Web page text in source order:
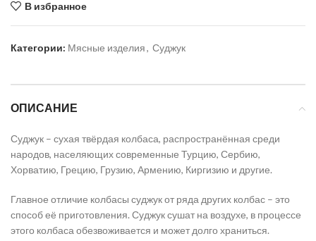
В избранное
Категории: Мясные изделия, Суджук
ОПИСАНИЕ
Суджук – сухая твёрдая колбаса, распространённая среди
народов, населяющих современные Турцию, Сербию,
Хорватию, Грецию, Грузию, Армению, Киргизию и другие.
Главное отличие колбасы суджук от ряда других колбас – это
способ её приготовления. Суджук сушат на воздухе, в процессе
этого колбаса обезвоживается и может долго храниться.